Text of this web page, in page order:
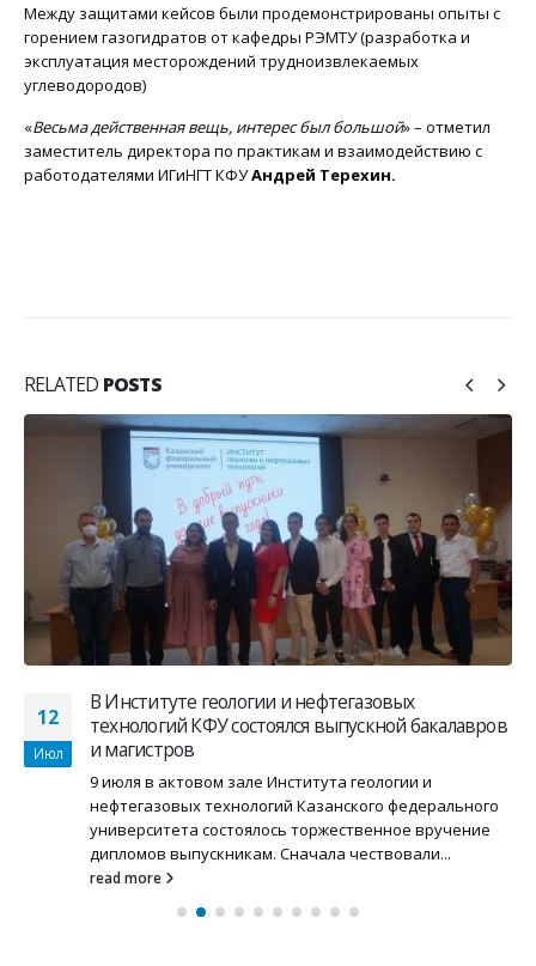
Между защитами кейсов были продемонстрированы опыты с
горением газогидратов от кафедры РЭМТУ (разработка и
эксплуатация месторождений трудноизвлекаемых
углеводородов)
«Весьма действенная вещь, интерес был большой» – отметил
заместитель директора по практикам и взаимодействию с
работодателями ИГиНГТ КФУАндрей Терехин.
RELATED POSTS
12
Июл
В Институте геологии и нефтегазовых
технологий КФУ состоялся выпускной бакалавров
и магистров
9 июля в актовом зале Института геологии и
нефтегазовых технологий Казанского федерального
университета состоялось торжественное вручение
дипломов выпускникам. Сначала чествовали...
read more